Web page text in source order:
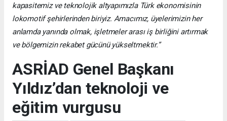
kapasitemiz ve teknolojik altyapımızla Türk ekonomisinin
lokomotif şehirlerinden biriyiz. Amacımız, üyelerimizin her
anlamda yanında olmak, işletmeler arası iş birliğini artırmak
ve bölgemizin rekabet gücünü yükseltmektir.”
ASRİAD Genel Başkanı
Yıldız’dan teknoloji ve
eğitim vurgusu